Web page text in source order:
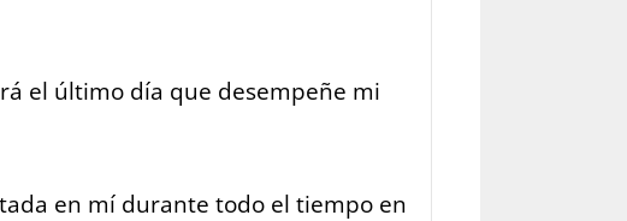
el último día que desempeñe mi
en mí durante todo el tiempo en